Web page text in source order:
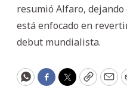
resumió Alfaro,
está enfocado en
debut mundialista.
WhatsApp
Facebook
Twitter
Copy